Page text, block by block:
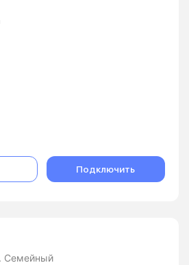
Подключить
Семейный